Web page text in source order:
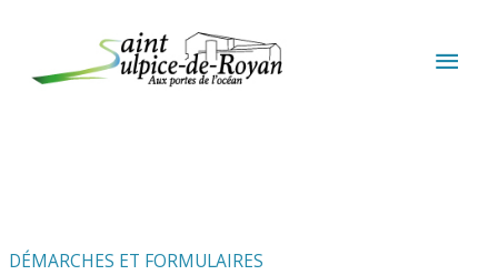
DÉMARCHES ET FORMULAIRES